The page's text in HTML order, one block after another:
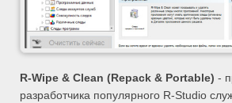
R-Wipe & Clean (Repack & Portable) -
разработчика популярного R-Studio